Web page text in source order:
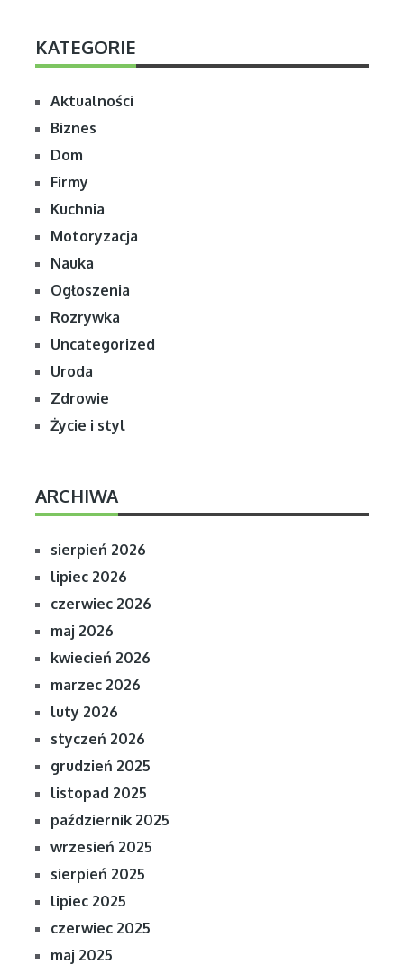
KATEGORIE
Aktualności
Biznes
Dom
Firmy
Kuchnia
Motoryzacja
Nauka
Ogłoszenia
Rozrywka
Uncategorized
Uroda
Zdrowie
Życie i styl
ARCHIWA
sierpień 2026
lipiec 2026
czerwiec 2026
maj 2026
kwiecień 2026
marzec 2026
luty 2026
styczeń 2026
grudzień 2025
listopad 2025
październik 2025
wrzesień 2025
sierpień 2025
lipiec 2025
czerwiec 2025
maj 2025